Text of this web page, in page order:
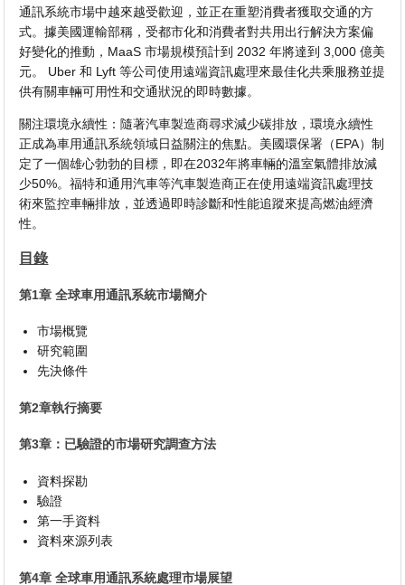
通訊系統市場中越來越受歡迎，並正在重塑消費者獲取交通的方
式。據美國運輸部稱，受都市化和消費者對共用出行解決方案偏
好變化的推動，MaaS 市場規模預計到 2032 年將達到 3,000 億美
元。 Uber 和 Lyft 等公司使用遠端資訊處理來最佳化共乘服務並提
供有關車輛可用性和交通狀況的即時數據。
關注環境永續性：隨著汽車製造商尋求減少碳排放，環境永續性
正成為車用通訊系統領域日益關注的焦點。美國環保署（EPA）制
定了一個雄心勃勃的目標，即在2032年將車輛的溫室氣體排放減
少50%。福特和通用汽車等汽車製造商正在使用遠端資訊處理技
術來監控車輛排放，並透過即時診斷和性能追蹤來提高燃油經濟
性。
目錄
第1章 全球車用通訊系統市場簡介
市場概覽
研究範圍
先決條件
第2章執行摘要
第3章：已驗證的市場研究調查方法
資料探勘
驗證
第一手資料
資料來源列表
第4章 全球車用通訊系統處理市場展望